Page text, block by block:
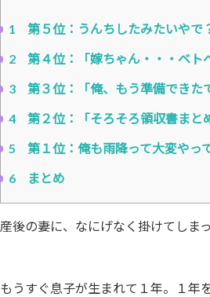
1
第５位：うんちしたみたいやで
2
第４位：「嫁ちゃん・・・ベト
3
第３位：「俺、もう準備できた
4
第２位：「そろそろ領収書まと
5
第１位：俺も雨降って大変やっ
6
まとめ
産後の妻に、なにげなく掛けてしま
もうすぐ息子が生まれて１年。１年